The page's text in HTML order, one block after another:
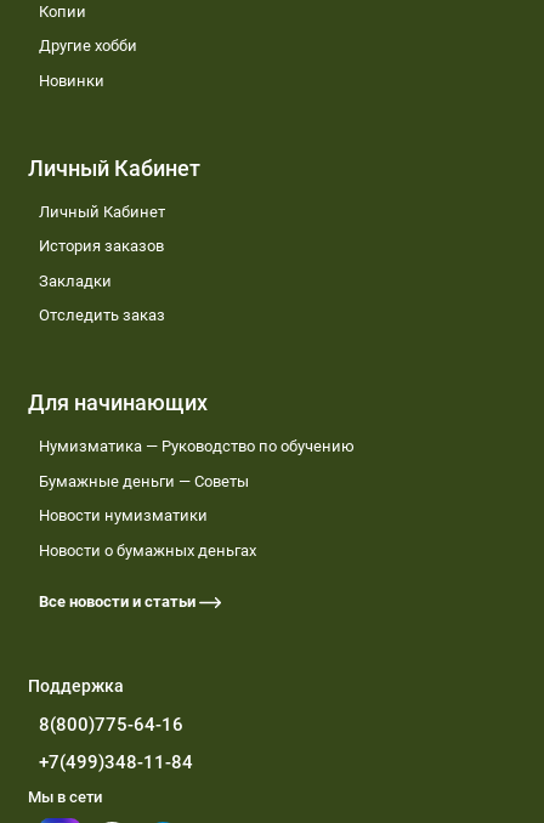
Копии
Другие хобби
Новинки
Личный Кабинет
Личный Кабинет
История заказов
Закладки
Отследить заказ
Для начинающих
Нумизматика — Руководство по обучению
Бумажные деньги — Советы
Новости нумизматики
Новости о бумажных деньгах
Все новости и статьи
Поддержка
8(800)775-64-16
+7(499)348-11-84
Мы в сети